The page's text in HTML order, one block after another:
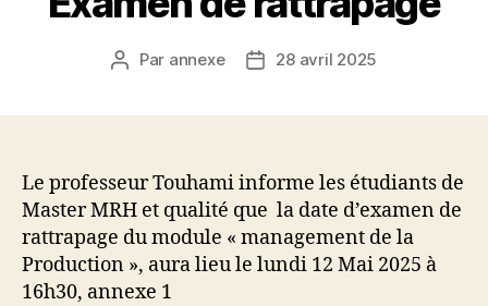
Auteur
Par annexe
Date28 avril 2025
Le professeur Touhami informe les étudiants de
Master MRH et qualité que la date d’examen de
rattrapage du module « management de la
Production », aura lieu le lundi 12 Mai 2025 à
16h30, annexe 1